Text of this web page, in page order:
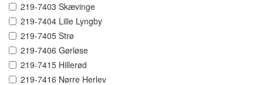
219-7403 Skævinge
219-7404 Lille Lyngby
219-7405 Strø
219-7406 Gørløse
219-7415 Hillerød
219-7416 Nørre Herlev